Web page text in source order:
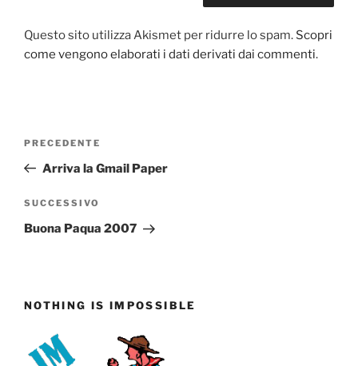
Questo sito utilizza Akismet per ridurre lo spam. Scopri
come vengono elaborati i dati derivati dai commenti.
Articolo
precedente:
PRECEDENTE
Arriva la Gmail Paper
Articolo
successivo
SUCCESSIVO
Buona Paqua 2007
NOTHING IS IMPOSSIBLE